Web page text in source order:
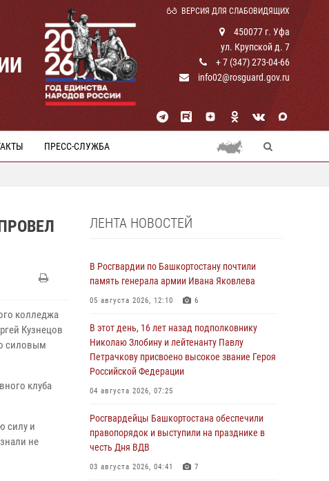
ВЕРСИЯ ДЛЯ СЛАБОВИДЯЩИХ
450077 г. Уфа
ул. Крупской д. 7
+ 7 (347) 273-04-66
info02@rosguard.gov.ru
ПРЕСС-СЛУЖБА
колледжа
Кузнецов
силовым
клуба
силу и
не
ЛЕНТА НОВОСТЕЙ
В Росгвардии по Башкортостану почтили
память генерала армии Ивана Яковлева
05 августа 2026, 12:10 6
В этот день, 16 лет назад подполковнику
Николаю Злобину и лейтенанту Павлу
Петрачкову присвоено высокое звание Героя
Российской Федерации
04 августа 2026, 07:25
Росгвардейцы Башкортостана обеспечили
правопорядок и выступили на празднике в
честь Дня ВДВ
03 августа 2026, 04:41 7